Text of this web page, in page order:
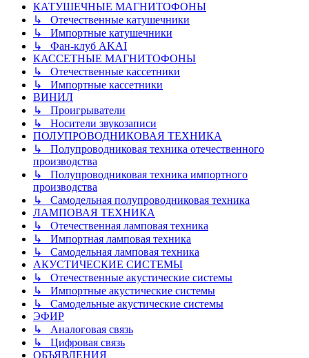
КАТУШЕЧНЫЕ МАГНИТОФОНЫ
↳ Отечественные катушечники
↳ Импортные катушечники
↳ Фан-клуб AKAI
КАССЕТНЫЕ МАГНИТОФОНЫ
↳ Отечественные кассетники
↳ Импортные кассетники
ВИНИЛ
↳ Проигрыватели
↳ Носители звукозаписи
ПОЛУПРОВОДНИКОВАЯ ТЕХНИКА
↳ Полупроводниковая техника отечественного
производства
↳ Полупроводниковая техника импортного
производства
↳ Самодельная полупроводниковая техника
ЛАМПОВАЯ ТЕХНИКА
↳ Отечественная ламповая техника
↳ Импортная ламповая техника
↳ Самодельная ламповая техника
АКУСТИЧЕСКИЕ СИСТЕМЫ
↳ Отечественные акустические системы
↳ Импортные акустические системы
↳ Самодельные акустические системы
ЭФИР
↳ Аналоговая связь
↳ Цифровая связь
ОБЪЯВЛЕНИЯ